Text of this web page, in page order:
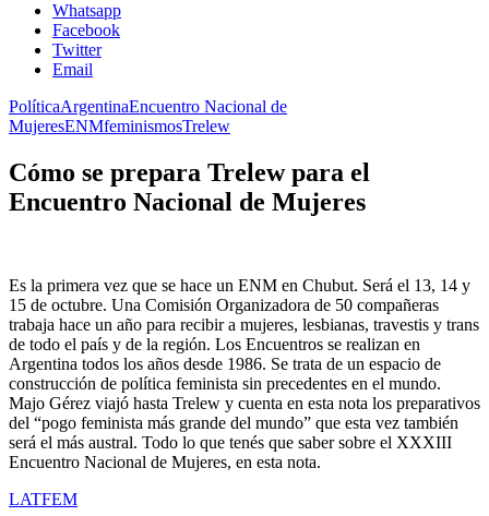
Whatsapp
Facebook
Twitter
Email
PolíticaArgentinaEncuentro Nacional de
MujeresENMfeminismosTrelew
Cómo se prepara Trelew para el
Encuentro Nacional de Mujeres
Es la primera vez que se hace un ENM en Chubut. Será el 13, 14 y
15 de octubre. Una Comisión Organizadora de 50 compañeras
trabaja hace un año para recibir a mujeres, lesbianas, travestis y trans
de todo el país y de la región. Los Encuentros se realizan en
Argentina todos los años desde 1986. Se trata de un espacio de
construcción de política feminista sin precedentes en el mundo.
Majo Gérez viajó hasta Trelew y cuenta en esta nota los preparativos
del “pogo feminista más grande del mundo” que esta vez también
será el más austral. Todo lo que tenés que saber sobre el XXXIII
Encuentro Nacional de Mujeres, en esta nota.
LATFEM